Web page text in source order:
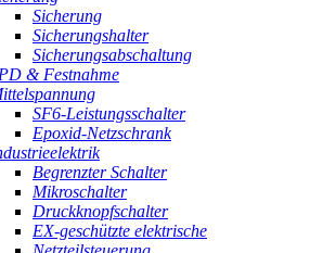
Sicherung
Sicherungshalter
Sicherungsabschaltung
& Festnahme
SF6-Leistungsschalter
Epoxid-Netzschrank
Begrenzter Schalter
Mikroschalter
Druckknopfschalter
EX-geschützte elektrische